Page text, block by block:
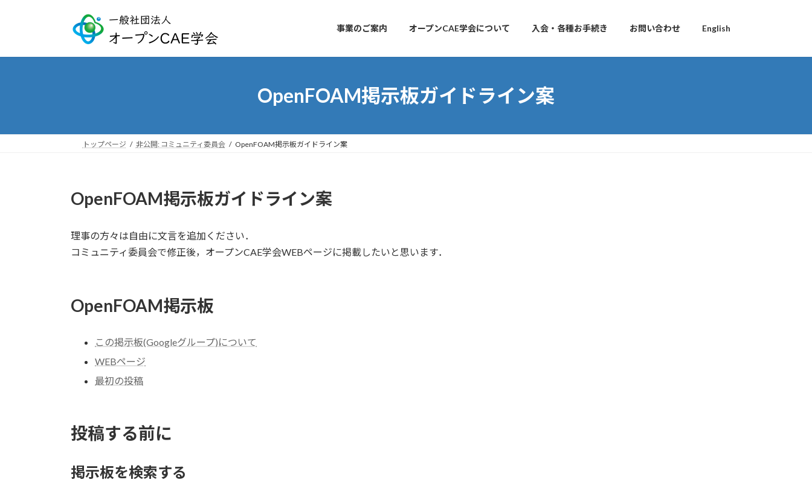
プ
動
事業のご案内 オープンCAE学会について 入会・各種お手続き お問い合わせ English
OpenFOAM掲示板ガイドライン案
トップページ 非公開: コミュニティ委員会 OpenFOAM掲示板ガイドライン案
OpenFOAM掲示板ガイドライン案
理事の方々は自由に文言を追加ください．
コミュニティ委員会で修正後，オープンCAE学会WEBページに掲載したいと思います．
OpenFOAM掲示板
この掲示板(Googleグループ)について
WEBページ
最初の投稿
投稿する前に
掲示板を検索する